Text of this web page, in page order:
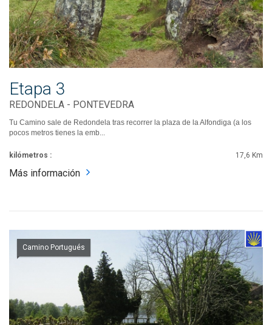
Etapa 3
REDONDELA - PONTEVEDRA
Tu Camino sale de Redondela tras recorrer la plaza de la Alfondiga (a los
pocos metros tienes la emb...
kilómetros : 17,6 Km
Más información
Camino Portugués